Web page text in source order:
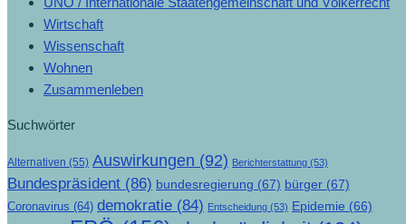
Wirtschaft
Wissenschaft
Wohnen
Zusammenleben
Suchwörter
Alternativen (55) Auswirkungen (92) Berichterstattung (53)
Bundespräsident (86) bundesregierung (67) bürger (67)
Coronavirus (64) demokratie (84) Entscheidung (53) Epidemie (66)